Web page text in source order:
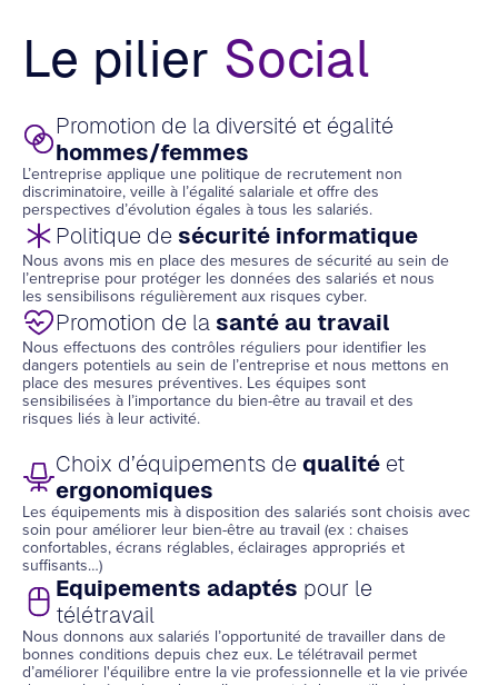
Le pilier Social
Promotion de la diversité et égalité
hommes/femmes
L’entreprise applique une politique de recrutement non
discriminatoire, veille à l’égalité salariale et offre des
perspectives d’évolution égales à tous les salariés.
Politique de sécurité informatique
Nous avons mis en place des mesures de sécurité au sein de
l’entreprise pour protéger les données des salariés et nous
les sensibilisons régulièrement aux risques cyber.
Promotion de la santé au travail
Nous effectuons des contrôles réguliers pour identifier les
dangers potentiels au sein de l’entreprise et nous mettons en
place des mesures préventives. Les équipes sont
sensibilisées à l’importance du bien-être au travail et des
risques liés à leur activité.
Choix d’équipements de qualité et
ergonomiques
Les équipements mis à disposition des salariés sont choisis avec
soin pour améliorer leur bien-être au travail (ex : chaises
confortables, écrans réglables, éclairages appropriés et
suffisants…)
Equipements adaptés pour le
télétravail
Nous donnons aux salariés l’opportunité de travailler dans de
bonnes conditions depuis chez eux. Le télétravail permet
d’améliorer l'équilibre entre la vie professionnelle et la vie privée